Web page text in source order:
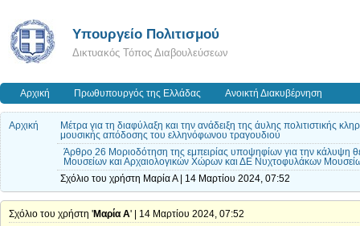
Υπουργείο Πολιτισμού
Δικτυακός Τόπος Διαβουλεύσεων
Αρχική Πρωθυπουργός της Ελλάδας Ανοικτή Διακυβέρνηση
Αρχική
Μέτρα για τη διαφύλαξη και την ανάδειξη της άυλης πολιτιστικής
μουσικής απόδοσης του ελληνόφωνου τραγουδιού
Άρθρο 26 Μοριοδότηση της εμπειρίας υποψηφίων για την
Μουσείων και Αρχαιολογικών Χώρων και ΔΕ Νυχτοφυλάκων
Σχόλιο του χρήστη Μαρία Α | 14 Μαρτίου 2024, 07:52
Σχόλιο του χρήστη 'Μαρία Α' | 14 Μαρτίου 2024, 07:52